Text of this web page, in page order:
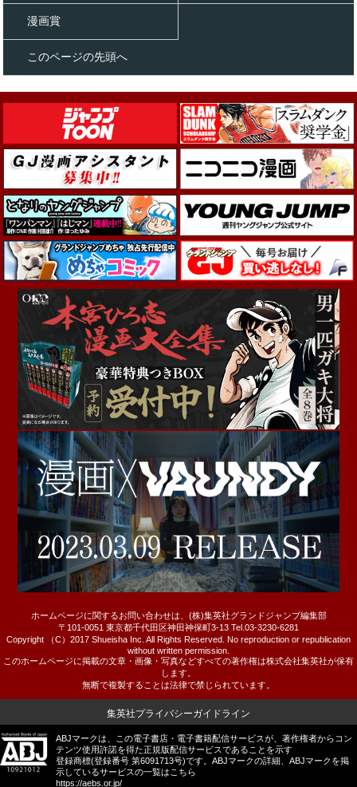
漫画賞
このページの先頭へ
ホームページに関するお問い合わせは、(株)集英社グランドジャンプ編集部
〒101-0051 東京都千代田区神田神保町3-13 Tel.03-3230-6281
Copyright （C）2017 Shueisha Inc. All Rights Reserved. No reproduction or republication
without written permission.
このホームページに掲載の文章・画像・写真などすべての著作権は株式会社集英社が保有
します。
無断で複製することは法律で禁じられています。
集英社プライバシーガイドライン
ABJマークは、この電子書店・電子書籍配信サービスが、著作権者からコン
テンツ使用許諾を得た正規版配信サービスであることを示す
登録商標(登録番号 第6091713号)です。ABJマークの詳細、ABJマークを掲
示しているサービスの一覧はこちら
https://aebs.or.jp/